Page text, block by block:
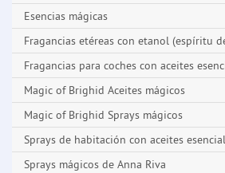
Esencias mágicas
Fragancias etéreas con etanol (espíritu
Fragancias para coches con aceites
Magic of Brighid Aceites mágicos
Magic of Brighid Sprays mágicos
Sprays de habitación con aceites
Sprays mágicos de Anna Riva